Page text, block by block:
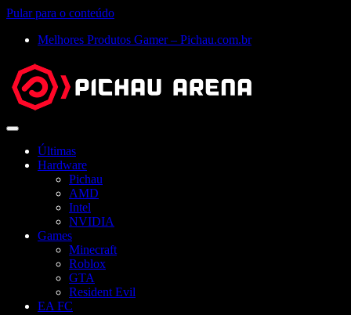
Pular para o conteúdo
Melhores Produtos Gamer – Pichau.com.br
Abrir
Últimas
Hardware
Pichau
AMD
Intel
NVIDIA
Games
Minecraft
Roblox
GTA
Resident Evil
EA FC